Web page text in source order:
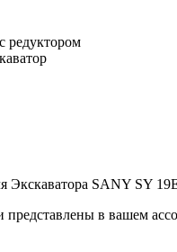
редуктором
Экскаватора SANY SY
в вашем